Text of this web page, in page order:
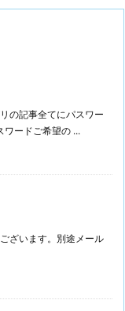
の記事全てにパスワー
ワードご希望の ...
ざいます。別途メール